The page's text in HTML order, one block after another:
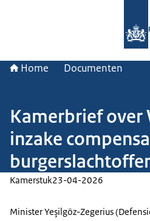
Home Documenten
Kamerbrief
inzake
Kamerstuk23-04-2026
Minister Yeşilgöz-Zegerius